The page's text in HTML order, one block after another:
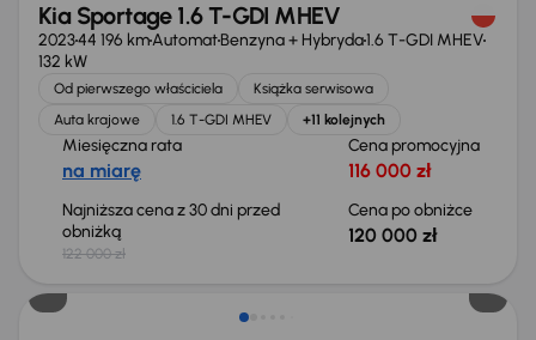
Kia Sportage 1.6 T-GDI MHEV
202344 196 kmAutomatBenzyna + Hybryda1.6 T-GDI MHEV
132 kW
Od pierwszego właściciela
Książka serwisowa
Auta krajowe
1.6 T-GDI MHEV +11 kolejnych
Miesięczna rata
na miarę
Cena promocyjna
116 000 zł
Najniższa cena z 30 dni przed
obniżką
122 000 zł
Cena po obniżce
120 000 zł
Taniej o 1 000 zł